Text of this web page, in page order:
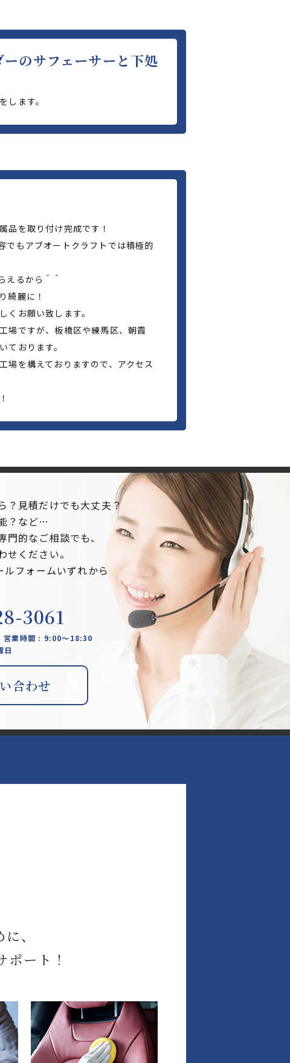
のサフェーサーと下処
します。
品を取り付け完成です！
でもアブオートクラフトでは積極的
えるから＾＾
綺麗に！
くお願い致します。
場ですが、板橋区や練馬区、朝霞
ております。
場を構えておりますので、アクセス
？見積だけでも大丈夫？
？など…
的なご相談でも、
せください。
ルフォームいずれから
3061
業時間 : 9:00～18:30
日
合わせ
、
ート！